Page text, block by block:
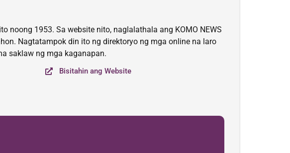
noong 1953. Sa website nito, naglalathala ang KOMO NEWS
Nagtatampok din ito ng direktoryo ng mga online na laro
saklaw ng mga kaganapan.
Bisitahin ang Website